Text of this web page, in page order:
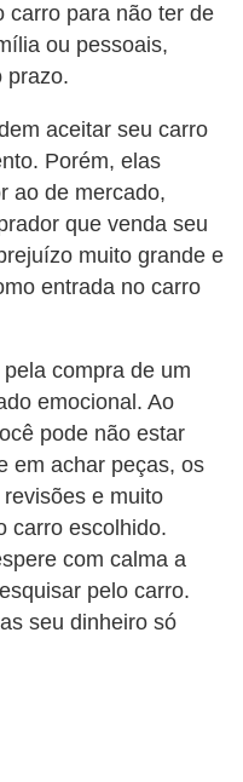
carro para não ter de
ou pessoais,
prazo.
aceitar seu carro
Porém, elas
ao de mercado,
que venda seu
muito grande e
entrada no carro
compra de um
emocional. Ao
pode não estar
em achar peças, os
e muito
carro escolhido.
com calma a
pelo carro.
seu dinheiro só